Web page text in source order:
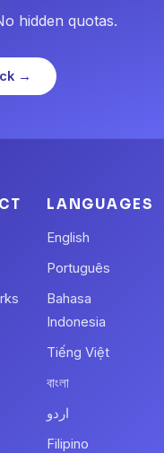
hidden quotas.
→
LANGUAGES
English
Português
Bahasa
Indonesia
Tiếng Việt
বাংলা
اردو
Filipino